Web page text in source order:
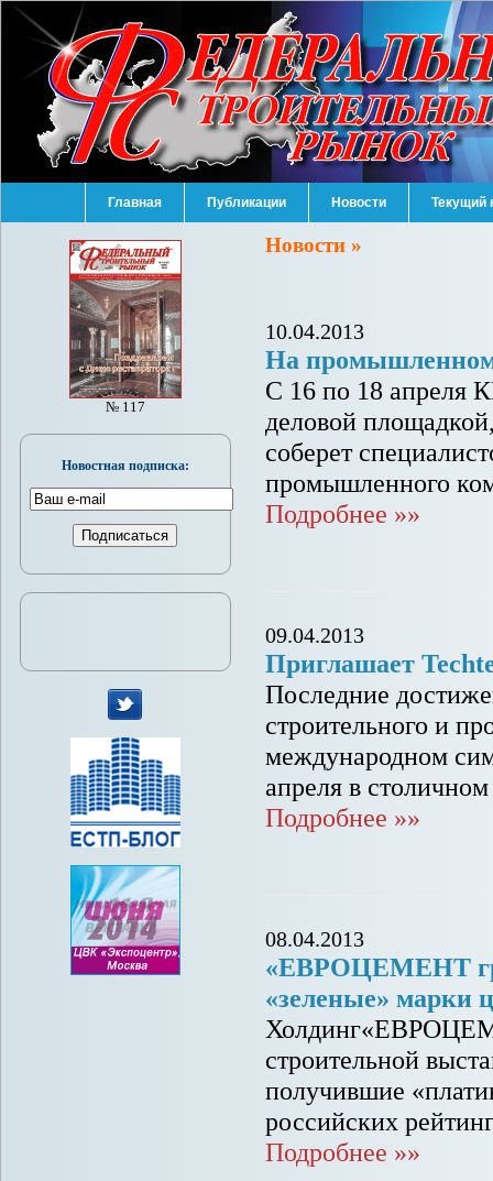
Главная Публикации Новости Текущий
Новости »
10.04.2013
На
С 16 по 18 апреля
деловой
соберет
промышленного
Подробнее »»
09.04.2013
Приглашает
Последние
строительного и
международном
апреля в
Подробнее »»
08.04.2013
«ЕВРОЦЕМЕНТ
«зеленые» марки
строительной
получившие
российских
Подробнее »»
№ 117
Новостная подписка:
мы
в
Twitter